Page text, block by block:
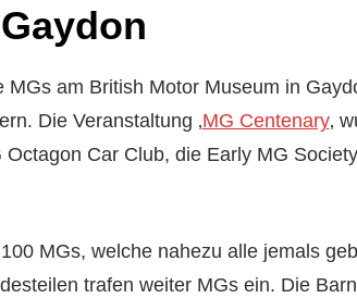
am British Motor Museum in
Die Veranstaltung ‚MG Centenary‚
Car Club, die Early MG
MGs, welche nahezu alle jemals
trafen weiter MGs ein. Die